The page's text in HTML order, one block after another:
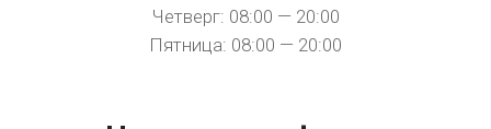
Четверг: 08:00 — 20:00
Пятница: 08:00 — 20:00